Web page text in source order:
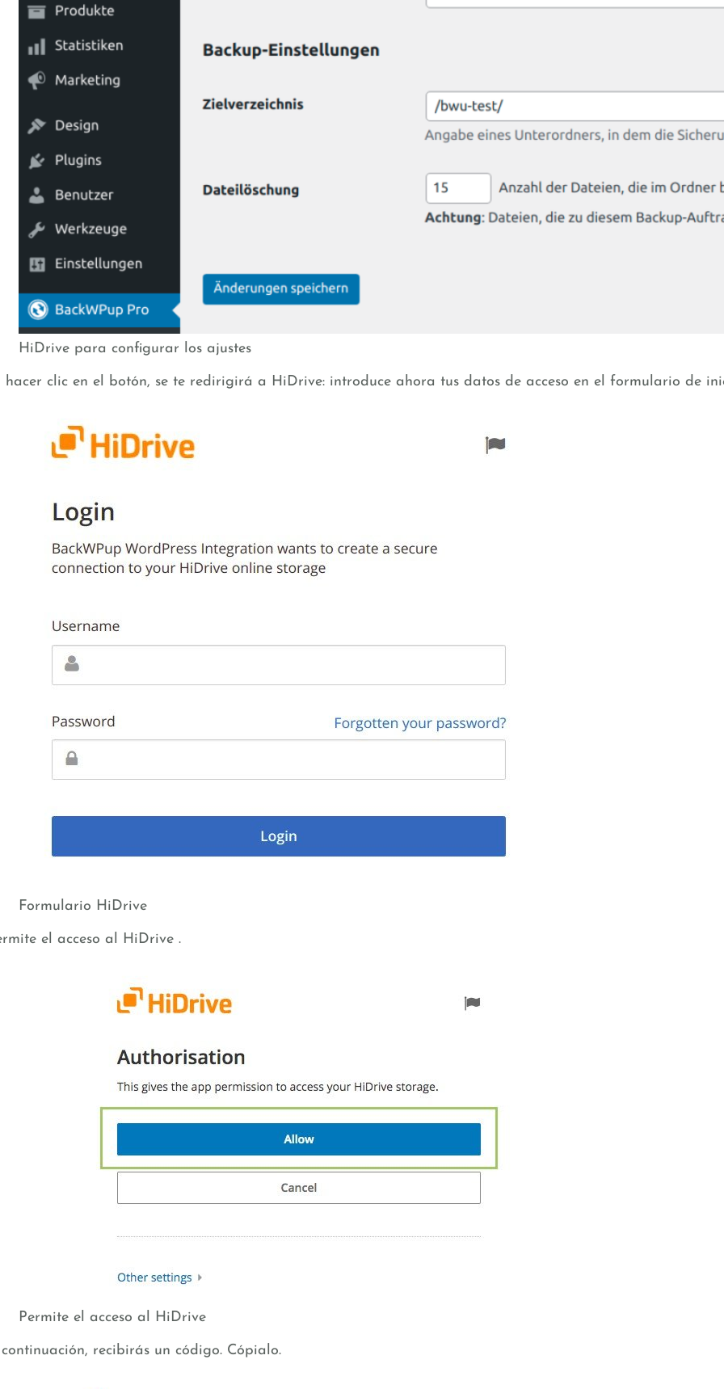
HiDrive para configurar los ajustes
hacer clic en el botón, se te redirigirá a HiDrive: introduce ahora tus datos de acceso en el formulario de
Formulario HiDrive
el acceso al HiDrive .
Permite el acceso al HiDrive
recibirás un código. Cópialo.